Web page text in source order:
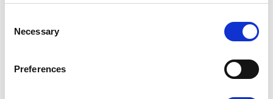
Selection
Necessary
Preferences
Les personnes issues
représentation